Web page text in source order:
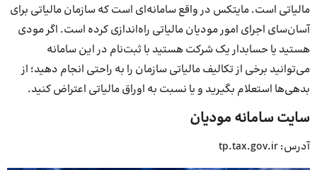
مالیاتی است. مایتکس در واقع سامانه‌ای است که سازمان مالیاتی برای
آسان‌سای اجرای امور مودیان مالیاتی راه‌اندازی کرده است. اگر مودی
هستید یا حسابدار یک شرکت هستید با ثبت‌نام در این سامانه
می‌توانید برخی از تکالیف مالیاتی سازمان را به راحتی انجام دهید؛ از
بدهی‌ها استعلام بگیرید و یا نسبت به اوراق مالیاتی اعتراض کنید.
سایت سامانه مودیان
آدرس: tp.tax.gov.ir